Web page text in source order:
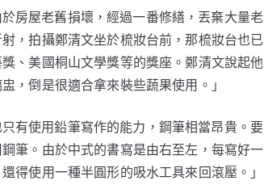
房屋老舊損壞，經過一番修繕，丟棄大量老
，拍攝鄭清文坐於梳妝台前，那梳妝台也已
、美國桐山文學獎等的獎座。鄭清文說起他
，倒是很適合拿來裝些蔬果使用。」
有使用鉛筆寫作的能力，鋼筆相當昂貴。要
筆。由於中式的書寫是由右至左，每寫好一
得使用一種半圓形的吸水工具來回滾壓。」